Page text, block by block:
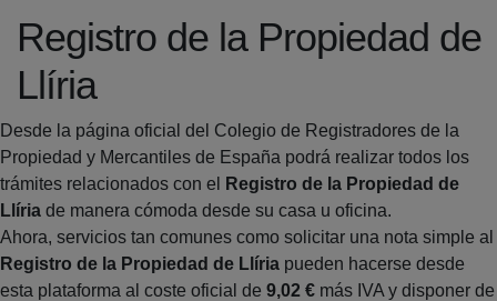
Registro de la Propiedad de
Llíria
Desde la página oficial del Colegio de Registradores de la
Propiedad y Mercantiles de España podrá realizar todos los
trámites relacionados con el
Registro de la Propiedad de
Llíria de manera cómoda desde su casa u oficina.
Ahora, servicios tan comunes como solicitar una nota simple al
Registro de la Propiedad de Llíria pueden hacerse desde
esta plataforma al coste oficial de 9,02 € más IVA y disponer de